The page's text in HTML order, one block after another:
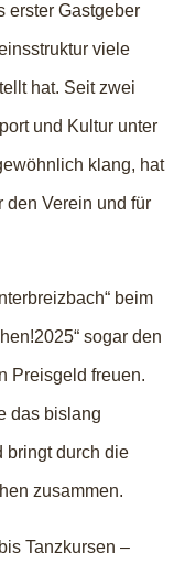
erster Gastgeber
viele
hat. Seit zwei
und Kultur unter
klang, hat
den Verein und für
beim
sogar den
Preisgeld freuen.
das bislang
bringt durch die
zusammen.
Tanzkursen –